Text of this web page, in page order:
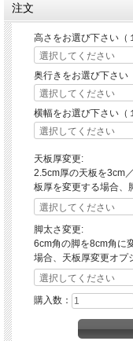
注文
高さをお選び下さい（
奥行きをお選び下さい
横幅をお選び下さい（
天板厚変更:
2.5cm厚の天板を3cm
板厚を変更する場合、
脚太さ変更:
6cm角の脚を8cm角に
場合、天板厚変更オプ
購入数：